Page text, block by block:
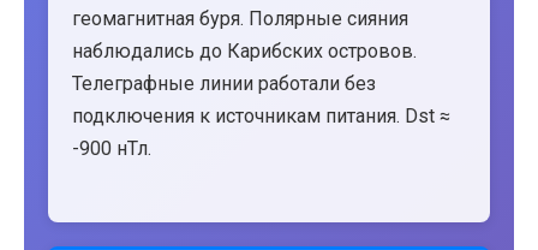
геомагнитная буря. Полярные сияния
наблюдались до Карибских островов.
Телеграфные линии работали без
подключения к источникам питания. Dst ≈
-900 нТл.